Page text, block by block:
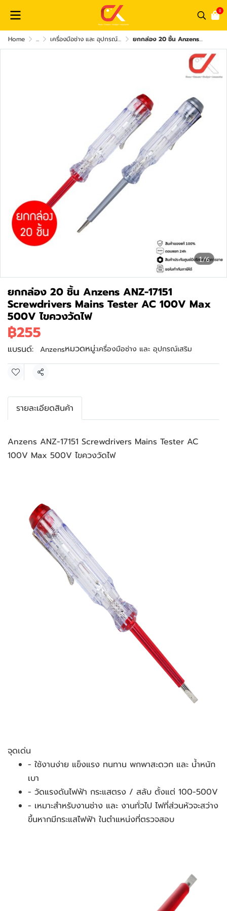
0
Home ... เครื่องมือช่าง และ อุปกรณ์เสริม ยกกล่อง 20 ชิ้น Anzens ANZ-17151 Screwdrivers Mains Tester AC 100V Max 500V ไขควงวัดไฟ
1/6
ยกกล่อง 20 ชิ้น Anzens ANZ-17151
Screwdrivers Mains Tester AC 100V Max
500V ไขควงวัดไฟ
฿255
แบรนด์: Anzensหมวดหมู่:เครื่องมือช่าง และ อุปกรณ์เสริม
แชร์
รายละเอียดสินค้า
Anzens ANZ-17151 Screwdrivers Mains Tester AC
100V Max 500V ไขควงวัดไฟ
จุดเด่น
- ใช้งานง่าย แข็งแรง ทนทาน พกพาสะดวก และ น้ำหนัก
เบา
- วัดแรงดันไฟฟ้า กระแสตรง / สลับ ตั้งแต่ 100-500V
- เหมาะสำหรับงานช่าง และ งานทั่วไป ไฟที่ส่วนหัวจะสว่าง
ขึ้นหากมีกระแสไฟฟ้า ในตำแหน่งที่ตรวจสอบ